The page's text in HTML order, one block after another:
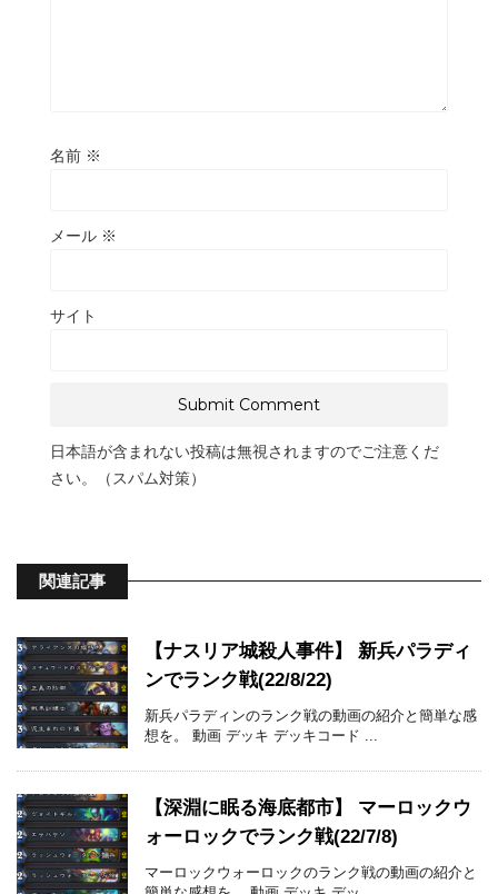
名前 ※
メール ※
サイト
日本語が含まれない投稿は無視されますのでご注意くだ
さい。（スパム対策）
関連記事
【ナスリア城殺人事件】 新兵パラディ
ンでランク戦(22/8/22)
新兵パラディンのランク戦の動画の紹介と簡単な感
想を。 動画 デッキ デッキコード ...
【深淵に眠る海底都市】 マーロックウ
ォーロックでランク戦(22/7/8)
マーロックウォーロックのランク戦の動画の紹介と